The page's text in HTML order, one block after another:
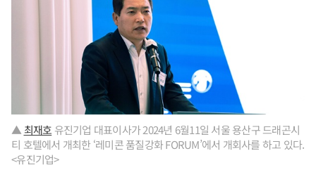
▲ 최재호 유진기업 대표이사가 2024년 6월11일 서울 용산구 드래곤시
티 호텔에서 개최한 ‘레미콘 품질강화 FORUM’에서 개회사를 하고 있다.
<유진기업>